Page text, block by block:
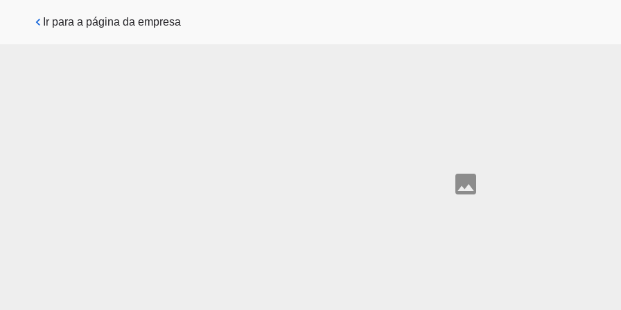
Pular para o conteúdo principal
Ir para a página da empresa